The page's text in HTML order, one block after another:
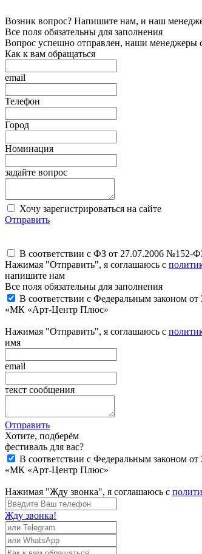
Возник вопрос? Напишите нам, и наш
Все поля обязательны для заполнения
Вопрос успешно отправлен, наши менеджеры
Как к вам обращаться
email
Телефон
Город
Номинация
задайте вопрос
Хочу зарегистрироваться на сайте
Отправить
В соответствии с ФЗ от 27.07.2006
Нажимая "Отправить", я соглашаюсь с
напишите нам
Все поля обязательны для заполнения
В соответствии с Федеральным законом
«МК «Арт-Центр Плюс»
Нажимая "Отправить", я соглашаюсь с
имя
email
текст сообщения
Отправить
Хотите, подберём
фестиваль для вас?
В соответствии с Федеральным законом
«МК «Арт-Центр Плюс»
Нажимая "Жду звонка", я соглашаюсь с
Жду звонка!